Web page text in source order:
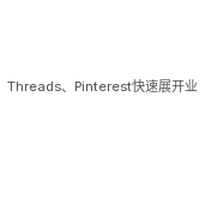
Threads、Pinterest快速展开业